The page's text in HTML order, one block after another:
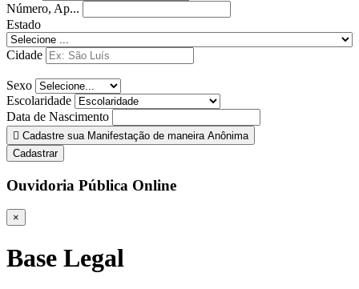
Número, Ap...
Estado
Cidade
Sexo
Escolaridade
Data de Nascimento
Cadastre sua Manifestação de maneira Anônima
Cadastrar
Ouvidoria Pública Online
×
Base Legal